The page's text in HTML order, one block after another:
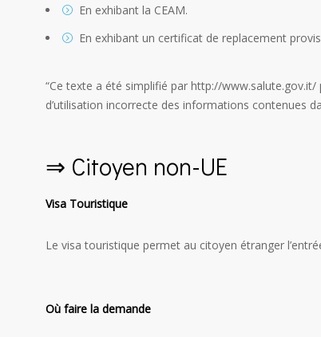
En exhibant la CEAM.
En exhibant un certificat de replacement
“Ce texte a été simplifié par http://
d’utilisation incorrecte des informations contenues
⇒ Citoyen non-UE
Visa Touristique
Le visa touristique permet au citoyen étranger
Où faire la demande